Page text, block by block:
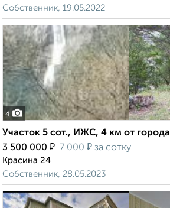
Собственник, 19.05.2022
4
Участок 5 сот., ИЖС, 4 км от города
3 500 000 ₽ 7 000 ₽ за сотку
Красина 24
Собственник, 28.05.2023